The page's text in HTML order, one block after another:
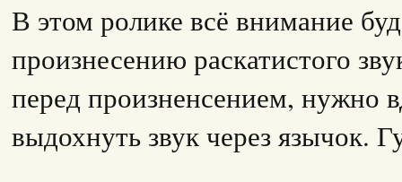
В этом ролике всё внимание
произнесению раскатистого
перед произненсением, нужно
выдохнуть звук через язычок.